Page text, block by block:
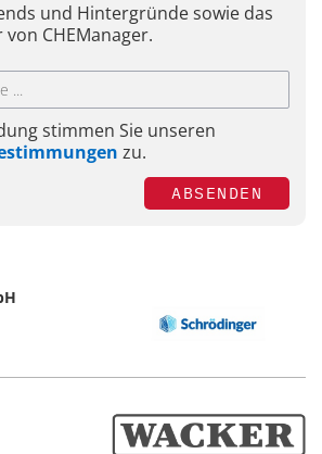
und Hintergründe sowie das
CHEManager.
stimmen Sie unseren
zu.
ABSENDEN